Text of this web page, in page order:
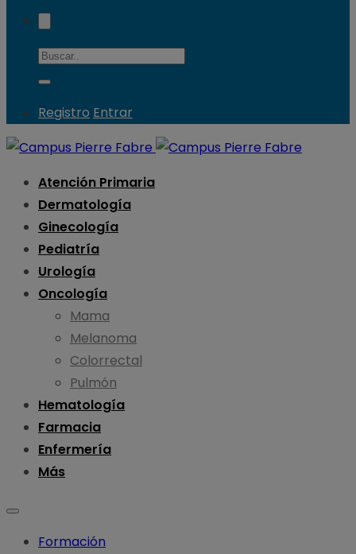
Registro Entrar
Atención Primaria
Dermatología
Ginecología
Pediatría
Urología
Oncología
Mama
Melanoma
Colorrectal
Pulmón
Hematología
Farmacia
Enfermería
Más
Formación